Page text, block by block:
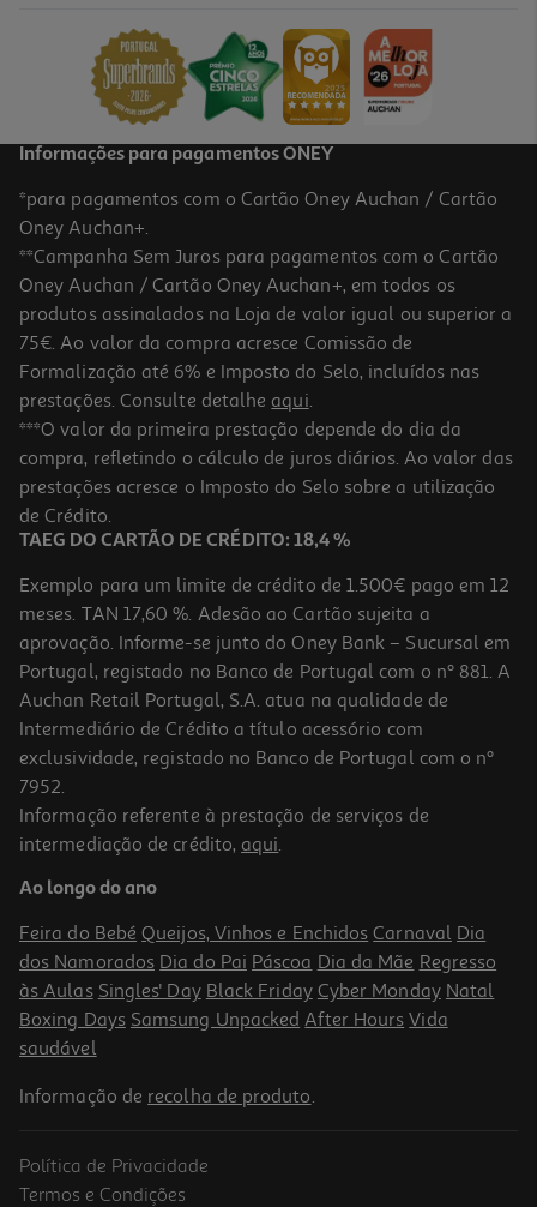
39,99 €
Ventoinha De Mesa Orbegozo Tf 0124 20 Cm 25 W
29.99 €/un
29,99 €
Ventoinha De Mesa Orbegozo Tf 0133 40 W 30 Cm
36.99 €/un
36,99 €
Informações para pagamentos ONEY
*para pagamentos com o Cartão Oney Auchan / Cartão
Oney Auchan+.
**Campanha Sem Juros para pagamentos com o Cartão
Oney Auchan / Cartão Oney Auchan+, em todos os
produtos assinalados na Loja de valor igual ou superior a
75€. Ao valor da compra acresce Comissão de
Formalização até 6% e Imposto do Selo, incluídos nas
prestações. Consulte detalhe aqui.
***O valor da primeira prestação depende do dia da
compra, refletindo o cálculo de juros diários. Ao valor das
prestações acresce o Imposto do Selo sobre a utilização
de Crédito.
TAEG DO CARTÃO DE CRÉDITO: 18,4 %
Exemplo para um limite de crédito de 1.500€ pago em 12
meses. TAN 17,60 %. Adesão ao Cartão sujeita a
aprovação. Informe-se junto do Oney Bank – Sucursal em
Portugal, registado no Banco de Portugal com o nº 881. A
Auchan Retail Portugal, S.A. atua na qualidade de
Intermediário de Crédito a título acessório com
exclusividade, registado no Banco de Portugal com o nº
7952.
Informação referente à prestação de serviços de
intermediação de crédito, aqui.
Ao longo do ano
Feira do Bebé Queijos, Vinhos e Enchidos Carnaval Dia
dos Namorados Dia do Pai Páscoa Dia da Mãe Regresso
às Aulas Singles' Day Black Friday Cyber Monday Natal
Boxing Days Samsung Unpacked After Hours Vida
saudável
Informação de recolha de produto.
Política de Privacidade
Termos e Condições